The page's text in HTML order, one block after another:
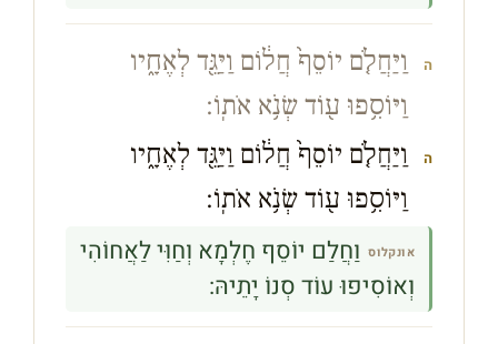
ה
וַיַּחֲלֹ֤ם יוֹסֵף֙ חֲל֔וֹם וַיַּגֵּ֖ד לְאֶחָ֑יו
וַיּוֹסִ֥פוּ ע֖וֹד שְׂנֹ֥א אֹתֽוֹ׃
ה
וַיַּחֲלֹ֤ם יוֹסֵף֙ חֲל֔וֹם וַיַּגֵּ֖ד לְאֶחָ֑יו
וַיּוֹסִ֥פוּ ע֖וֹד שְׂנֹ֥א אֹתֽוֹ׃
אונקלוס וַחֲלַם יוֹסֵף חֶלְמָא וְחַוִּי לַאֲחוֹהִי
וְאוֹסִיפוּ עוֹד סְנוֹ יָתֵיהּ: